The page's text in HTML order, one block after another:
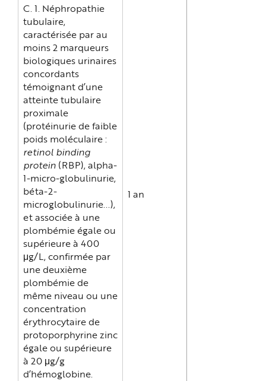
C. 1. Néphropathie
tubulaire,
caractérisée par au
moins 2 marqueurs
biologiques urinaires
concordants
témoignant d’une
atteinte tubulaire
proximale
(protéinurie de faible
poids moléculaire :
retinol binding
protein(RBP), alpha-
1-micro-globulinurie,
béta-2-
microglobulinurie...),
et associée à une
plombémie égale ou
supérieure à 400
μg/L, confirmée par
une deuxième
plombémie de
même niveau ou une
concentration
érythrocytaire de
protoporphyrine zinc
égale ou supérieure
à 20 μg/g
d’hémoglobine.
1 an